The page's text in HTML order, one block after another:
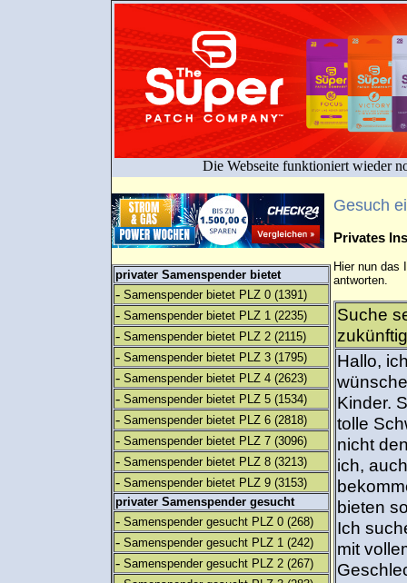
Die Webseite funktioniert wieder
privater Samenspender bietet
- Samenspender bietet PLZ 0 (1391)
- Samenspender bietet PLZ 1 (2235)
- Samenspender bietet PLZ 2 (2115)
- Samenspender bietet PLZ 3 (1795)
- Samenspender bietet PLZ 4 (2623)
- Samenspender bietet PLZ 5 (1534)
- Samenspender bietet PLZ 6 (2818)
- Samenspender bietet PLZ 7 (3096)
- Samenspender bietet PLZ 8 (3213)
- Samenspender bietet PLZ 9 (3153)
privater Samenspender gesucht
- Samenspender gesucht PLZ 0 (268)
- Samenspender gesucht PLZ 1 (242)
- Samenspender gesucht PLZ 2 (267)
Gesuch
Privates
Hier nun das
antworten.
Suche
Hallo,
Kinder.
tolle
nicht
ich,
bieten
Ich
mit